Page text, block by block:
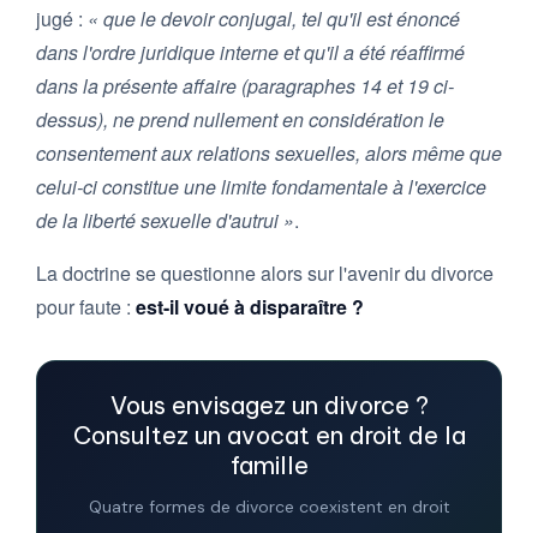
jugé : « que le devoir conjugal, tel qu'il est énoncé
dans l'ordre juridique interne et qu'il a été réaffirmé
dans la présente affaire (paragraphes 14 et 19 ci-
dessus), ne prend nullement en considération le
consentement aux relations sexuelles, alors même que
celui-ci constitue une limite fondamentale à l'exercice
de la liberté sexuelle d'autrui ».
La doctrine se questionne alors sur l'avenir du divorce
pour faute : est-il voué à disparaître ?
Vous envisagez un divorce ?
Consultez un avocat en droit de la
famille
Quatre formes de divorce coexistent en droit